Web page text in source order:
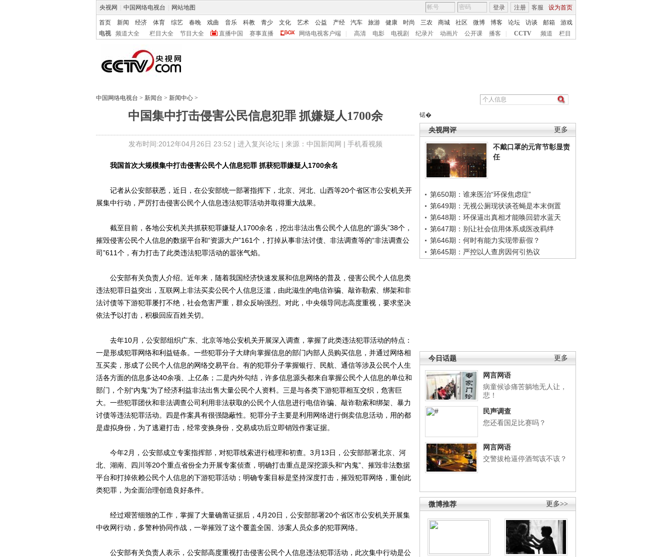
央视网 中国网络电视台 网站地图 客服 设为首页
登录 注册
首页 新闻 经济 体育 综艺 春晚 戏曲 音乐 科教 青少 文化 艺术 公益 产经 汽车 旅游 健康 时尚 三农 商城 社区 微博 博客 论坛 访谈 邮箱
游戏
电视
频道大全 栏目大全 节目大全 直播中国 赛事直播 网络电视客户端 高清 电影 电视剧 纪录片 动画片 公开课 播客 CCTV 频道 栏目
中国网络电视台 > 新闻台 > 新闻中心 >
中国集中打击侵害公民信息犯罪 抓嫌疑人1700余
发布时间:2012年04月26日 23:52 | 进入复兴论坛| 来源：中国新闻网 | 手机看视频
锘�
更多
央视网评
不戴口罩的元宵节彰显责
任
第650期：谁来医治“环保焦虑症”
第649期：无视公厕现状谈苍蝇是本末倒置
第648期：环保逼出真相才能唤回碧水蓝天
第647期：别让社会信用体系成医改羁绊
第646期：何时有能力实现带薪假？
第645期：严控以人查房因何引热议
更多
今日话题
网言网语
病童候诊痛苦躺地无人让，
悲！
民声调查
您还看国足比赛吗？
网言网语
交警拔枪逼停酒驾该不该？
更多>>
微博推荐
我国首次大规模集中打击侵害公民个人信息犯罪 抓获犯罪嫌疑人1700余名
记者从公安部获悉，近日，在公安部统一部署指挥下，北京、河北、山西等20个省区市公安机关开
展集中行动，严厉打击侵害公民个人信息违法犯罪活动并取得重大战果。
截至目前，各地公安机关共抓获犯罪嫌疑人1700余名，挖出非法出售公民个人信息的“源头”38个，
摧毁侵害公民个人信息的数据平台和“资源大户”161个，打掉从事非法讨债、非法调查等的“非法调查公
司”611个，有力打击了此类违法犯罪活动的嚣张气焰。
公安部有关负责人介绍。近年来，随着我国经济快速发展和信息网络的普及，侵害公民个人信息类
违法犯罪日益突出，互联网上非法买卖公民个人信息泛滥，由此滋生的电信诈骗、敲诈勒索、绑架和非
法讨债等下游犯罪屡打不绝，社会危害严重，群众反响强烈。对此，中央领导同志高度重视，要求坚决
依法予以打击，积极回应百姓关切。
去年10月，公安部组织广东、北京等地公安机关开展深入调查，掌握了此类违法犯罪活动的特点：
一是形成犯罪网络和利益链条。一些犯罪分子大肆向掌握信息的部门内部人员购买信息，并通过网络相
互买卖，形成了公民个人信息的网络交易平台。有的犯罪分子掌握银行、民航、通信等涉及公民个人生
活各方面的信息多达40余项、上亿条；二是内外勾结，许多信息源头都来自掌握公民个人信息的单位和
部门，个别“内鬼”为了经济利益非法出售大量公民个人资料。三是与各类下游犯罪相互交织，危害巨
大。一些犯罪团伙和非法调查公司利用非法获取的公民个人信息进行电信诈骗、敲诈勒索和绑架、暴力
讨债等违法犯罪活动。四是作案具有很强隐蔽性。犯罪分子主要是利用网络进行倒卖信息活动，用的都
是虚拟身份，为了逃避打击，经常变换身份，交易成功后立即销毁作案证据。
今年2月，公安部成立专案指挥部，对犯罪线索进行梳理和初查。3月13日，公安部部署北京、河
北、湖南、四川等20个重点省份全力开展专案侦查，明确打击重点是深挖源头和“内鬼”、摧毁非法数据
平台和打掉依赖公民个人信息的下游犯罪活动；明确专案目标是坚持深度打击，摧毁犯罪网络，重创此
类犯罪，为全面治理创造良好条件。
经过艰苦细致的工作，掌握了大量确凿证据后，4月20日，公安部部署20个省区市公安机关开展集
中收网行动，多警种协同作战，一举摧毁了这个覆盖全国、涉案人员众多的犯罪网络。
公安部有关负责人表示，公安部高度重视打击侵害公民个人信息违法犯罪活动，此次集中行动是公